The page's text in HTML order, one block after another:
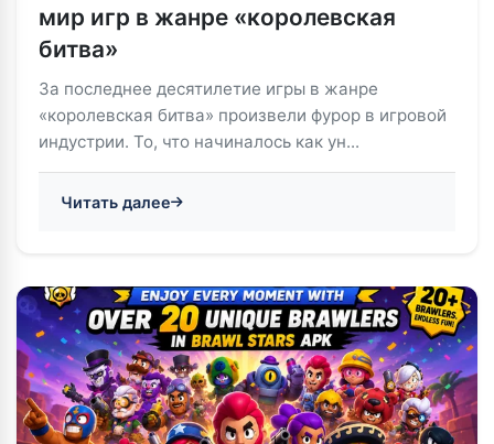
мир игр в жанре «королевская
битва»
За последнее десятилетие игры в жанре
«королевская битва» произвели фурор в игровой
индустрии. То, что начиналось как ун...
Читать далее